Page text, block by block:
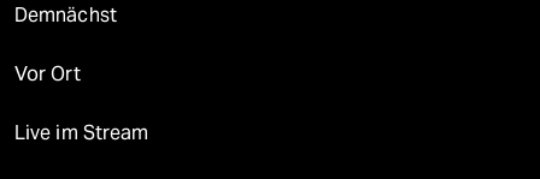
Demnächst
Vor Ort
Live im Stream